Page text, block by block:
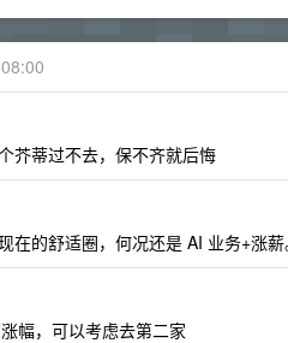
芥蒂过不去，保不齐就后悔
在的舒适圈，何况还是 AI 业务+涨薪
幅，可以考虑去第二家